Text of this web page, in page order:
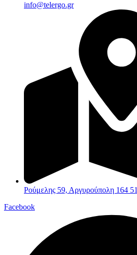
info@telergo.gr
Ρούμελης 59, Αργυρούπολη 164 51
Facebook